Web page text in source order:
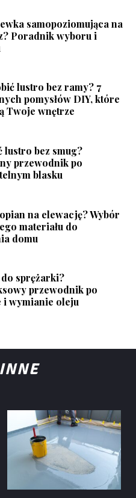
samopoziomująca na
Poradnik wyboru i
lustro bez ramy? 7
pomysłów DIY, które
Twoje wnętrze
lustro bez smug?
przewodnik po
blasku
na elewację? Wybór
materiału do
domu
sprężarki?
przewodnik po
i wymianie oleju